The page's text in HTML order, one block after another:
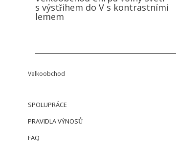
s výstřihem do V s kontrastními
lemem
Velkoobchod
SPOLUPRÁCE
PRAVIDLA VÝNOSŮ
FAQ